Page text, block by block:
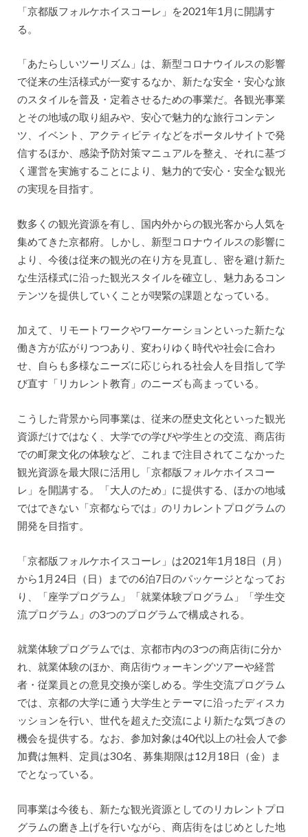
「京都版フォルケホイスコーレ」を2021年1月に開講す
る。
「あたらしいツーリズム」は、新型コロナウイルスの影響
で従来の生活様式が一変するなか、新たな安全・安心な旅
のスタイルを普及・定着させるための事業だ。各観光事業
とその地域の取り組みや、安心で魅力的な旅行コンテン
ツ、イベント、アクティビティなどをポータルサイトで発
信するほか、感染予防対策マニュアルを整え、それに基づ
く運営を実施することにより、魅力的で安心・安全な観光
の実現を目指す。
数多くの観光資源を有し、国内外からの観光客から人気を
集めてきた京都府。しかし、新型コロナウイルスの影響に
より、今後は従来の観光の在り方を見直し、密を避け新た
な生活様式に沿った観光スタイルを確立し、魅力あるコン
テンツを提供していくことが喫緊の課題となっている。
加えて、リモートワークやワーケーションといった新たな
働き方が広がりつつあり、変わりゆく時代や社会に合わ
せ、自らも多様なニーズに応じられる社会人を目指して学
び直す「リカレント教育」のニーズも高まっている。
こうした背景から同事業は、従来の歴史文化といった観光
資源だけではなく、大学での学びや学生との交流、商店街
での町衆文化の体験など、これまで注目されてこなかった
観光資源を最大限に活用し「京都版フォルケホイスコー
レ」を開講する。「大人のため」に提供する、ほかの地域
ではできない「京都ならでは」のリカレントプログラムの
開発を目指す。
「京都版フォルケホイスコーレ」は2021年1月18日（月）
から1月24日（日）までの6泊7日のパッケージとなってお
り、「座学プログラム」「就業体験プログラム」「学生交
流プログラム」の3つのプログラムで構成される。
就業体験プログラムでは、京都市内の3つの商店街に分か
れ、就業体験のほか、商店街ウォーキングツアーや経営
者・従業員との意見交換が楽しめる。学生交流プログラム
では、京都の大学に通う大学生とテーマに沿ったディスカ
ッションを行い、世代を超えた交流により新たな気づきの
機会を提供する。なお、参加対象は40代以上の社会人で参
加費は無料、定員は30名、募集期限は12月18日（金）ま
でとなっている。
同事業は今後も、新たな観光資源としてのリカレントプロ
グラムの磨き上げを行いながら、商店街をはじめとした地